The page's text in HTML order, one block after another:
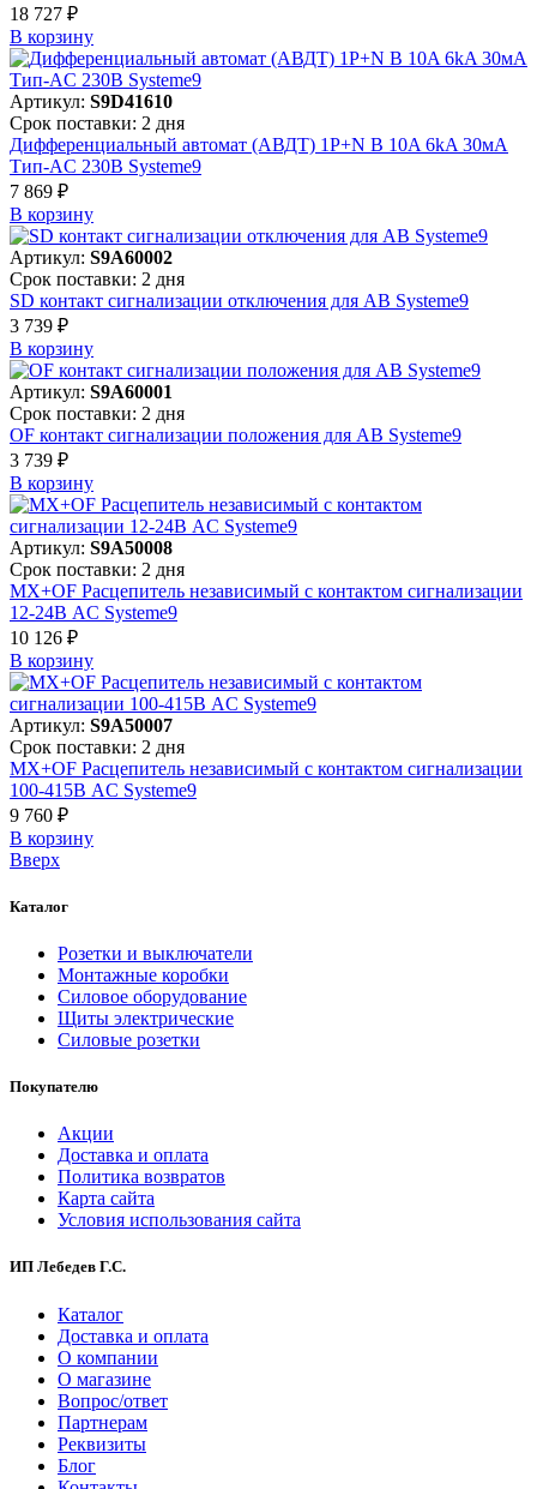
18 727 ₽
В корзинy
Артикул: S9D41610
Срок поставки: 2 дня
Дифференциальный автомат (АВДТ) 1P+N B 10A 6kA 30мА
Тип-AC 230В Systeme9
7 869 ₽
В корзинy
Артикул: S9A60002
Срок поставки: 2 дня
SD контакт сигнализации отключения для АВ Systeme9
3 739 ₽
В корзинy
Артикул: S9A60001
Срок поставки: 2 дня
OF контакт сигнализации положения для АВ Systeme9
3 739 ₽
В корзинy
Артикул: S9A50008
Срок поставки: 2 дня
MX+OF Расцепитель независимый с контактом сигнализации
12-24В AC Systeme9
10 126 ₽
В корзинy
Артикул: S9A50007
Срок поставки: 2 дня
MX+OF Расцепитель независимый с контактом сигнализации
100-415В AC Systeme9
9 760 ₽
В корзинy
Вверх
Каталог
Розетки и выключатели
Монтажные коробки
Силовое оборудование
Щиты электрические
Силовые розетки
Покупателю
Акции
Доставка и оплата
Политика возвратов
Карта сайта
Условия использования сайта
ИП Лебедев Г.С.
Каталог
Доставка и оплата
О компании
О магазине
Вопрос/ответ
Партнерам
Реквизиты
Блог